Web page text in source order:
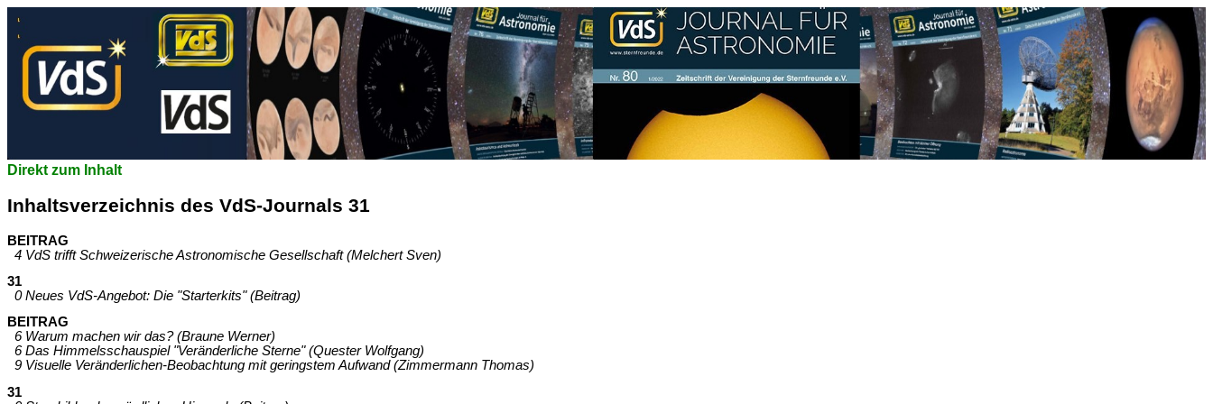
Direkt zum Inhalt
Inhaltsverzeichnis des VdS-Journals 31
BEITRAG
4 VdS trifft Schweizerische Astronomische Gesellschaft (Melchert Sven)
31
0 Neues VdS-Angebot: Die "Starterkits" (Beitrag)
BEITRAG
6 Warum machen wir das? (Braune Werner)
6 Das Himmelsschauspiel "Veränderliche Sterne" (Quester Wolfgang)
9 Visuelle Veränderlichen-Beobachtung mit geringstem Aufwand (Zimmermann Thomas)
31